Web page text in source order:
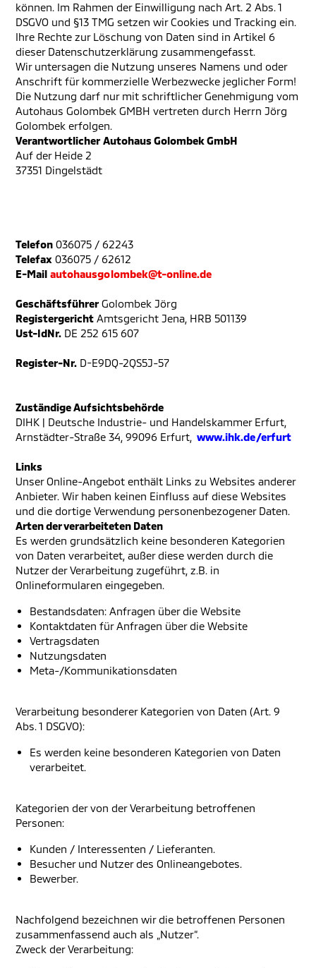
können. Im Rahmen der Einwilligung nach Art. 2 Abs. 1
DSGVO und §13 TMG setzen wir Cookies und Tracking ein.
Ihre Rechte zur Löschung von Daten sind in Artikel 6
dieser Datenschutzerklärung zusammengefasst.
Wir untersagen die Nutzung unseres Namens und oder
Anschrift für kommerzielle Werbezwecke jeglicher Form!
Die Nutzung darf nur mit schriftlicher Genehmigung vom
Autohaus Golombek GMBH vertreten durch Herrn Jörg
Golombek erfolgen.
Verantwortlicher Autohaus Golombek GmbH
Auf der Heide 2
37351 Dingelstädt
Telefon 036075 / 62243
Telefax 036075 / 62612
E-Mail autohausgolombek@t-online.de
Geschäftsführer Golombek Jörg
Registergericht Amtsgericht Jena, HRB 501139
Ust-IdNr. DE 252 615 607
Register-Nr. D-E9DQ-2QS5J-57
Zuständige Aufsichtsbehörde
DIHK | Deutsche Industrie- und HandelskammerErfurt,
Arnstädter-Straße 34, 99096 Erfurt, www.ihk.de/erfurt
Links
Unser Online-Angebot enthält Links zu Websites anderer
Anbieter. Wir haben keinen Einfluss auf diese Websites
und die dortige Verwendung personenbezogener Daten.
Arten der verarbeiteten Daten
Es werden grundsätzlich keine besonderen Kategorien
von Daten verarbeitet, außer diese werden durch die
Nutzer der Verarbeitung zugeführt, z.B. in
Onlineformularen eingegeben.
Bestandsdaten: Anfragen über die Website
Kontaktdaten für Anfragen über die Website
Vertragsdaten
Nutzungsdaten
Meta-/Kommunikationsdaten
Verarbeitung besonderer Kategorien von Daten (Art. 9
Abs. 1 DSGVO):
Es werden keine besonderen Kategorien von Daten
verarbeitet.
Kategorien der von der Verarbeitung betroffenen
Personen:
Kunden / Interessenten / Lieferanten.
Besucher und Nutzer des Onlineangebotes.
Bewerber.
Nachfolgend bezeichnen wir die betroffenen Personen
zusammenfassend auch als „Nutzer“.
Zweck der Verarbeitung: